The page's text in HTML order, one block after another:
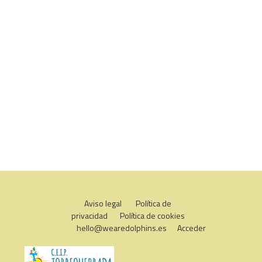
Aviso legal
Política de
privacidad
Política de cookies
hello@wearedolphins.es
Acceder